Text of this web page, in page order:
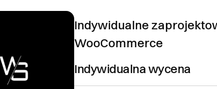
Ok, rozumiem
Indywidualne
WooCommerce
Indywidualna wycena